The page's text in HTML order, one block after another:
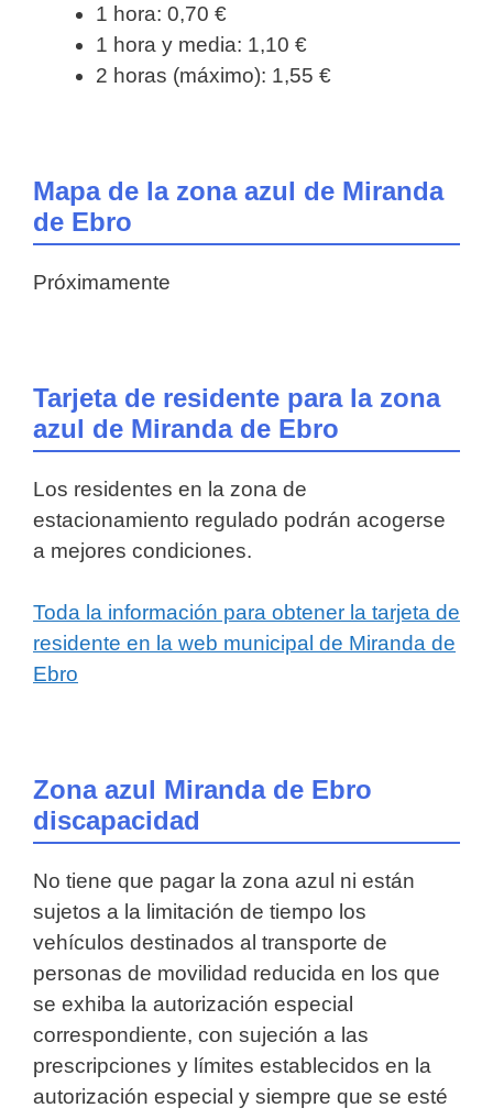
1 hora: 0,70 €
1 hora y media: 1,10 €
2 horas (máximo): 1,55 €
Mapa de la zona azul de Miranda
de Ebro
Próximamente
Tarjeta de residente para la zona
azul de Miranda de Ebro
Los residentes en la zona de
estacionamiento regulado podrán acogerse
a mejores condiciones.
Toda la información para obtener la tarjeta de
residente en la web municipal de Miranda de
Ebro
Zona azul Miranda de Ebro
discapacidad
No tiene que pagar la zona azul ni están
sujetos a la limitación de tiempo los
vehículos destinados al transporte de
personas de movilidad reducida en los que
se exhiba la autorización especial
correspondiente, con sujeción a las
prescripciones y límites establecidos en la
autorización especial y siempre que se esté